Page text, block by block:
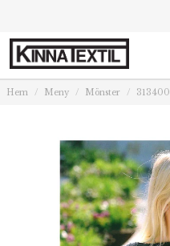
Hem Meny Mönster 313400